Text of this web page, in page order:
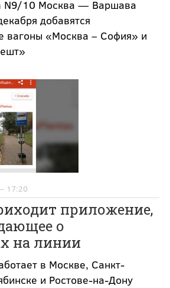
N9/10 Москва — Варшава
добавятся
вагоны «Москва – София» и
17:20
приложение,
о
на линии
в Москве, Санкт-
и Ростове-на-Дону